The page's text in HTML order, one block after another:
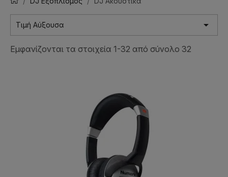
Τιμή Αύξουσα 
Εμφανίζονται τα στοιχεία 1-32 από σύνολο 32